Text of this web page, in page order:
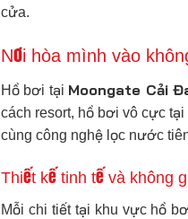
cửa.
Nơi hòa mình vào
Hồ bơi tại Moongate Cải
cách resort, hồ bơi vô cực
cùng công nghệ lọc nước
Thiết kế tinh tế và không
Mỗi chi tiết tại khu vực hồ